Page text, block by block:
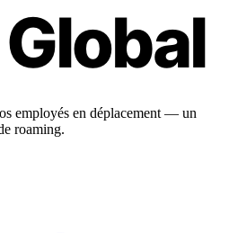
employés en déplacement — un
roaming.